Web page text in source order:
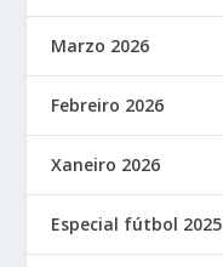
Marzo 2026
Febreiro 2026
Xaneiro 2026
Especial fútbol 2025